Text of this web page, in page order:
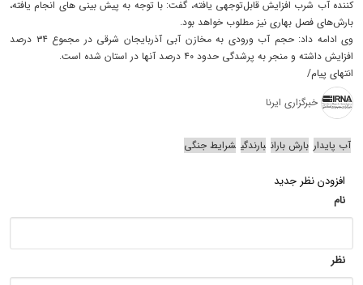
کننده آب شرب افزایش قابل‌توجهی یافته، گفت: با توجه به پیش بینی های انجام یافته،
بارش‌های فصل بهاری نیز مطلوب خواهد بود. ‌
وی ادامه داد: حجم آب ورودی به مخازن آبی آذربایجان شرقی در مجموع ۳۴ درصد
افزایش داشته و منجر به پرشدگی حدود ۴۰ درصد آنها در استان شده است.
انتهای پیام/
خبرگزاری ایرنا
آب پایدار بارش باران بارندگی شرایط جنگی
افزودن نظر جدید
نام
نظر